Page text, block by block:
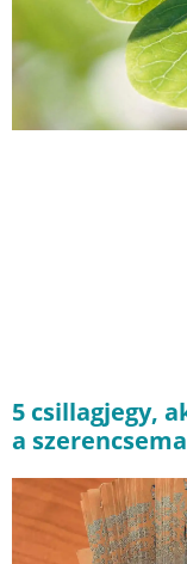
5 csillagjegy,
a